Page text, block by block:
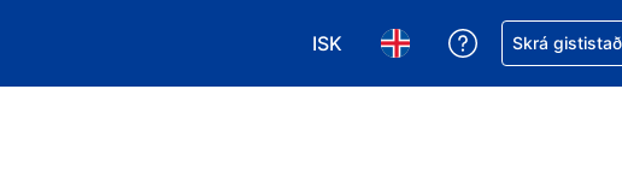
ISK
Veldu gjaldmiðil. Í augnablikinu
Veldu þitt tungumál. Í
Fá aðstoð við
Skrá gististað